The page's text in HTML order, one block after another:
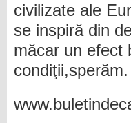
civilizate ale
se inspiră din
măcar un efect
condiţii,sperăm.